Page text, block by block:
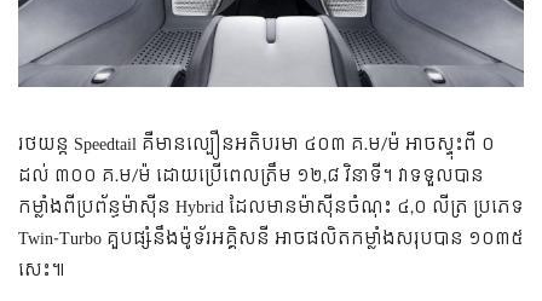
រថយន្ត​ Speedtail គឺ​មាន​ល្បឿន​អតិបរមា​ ៤០៣ គ.ម/ម៉ អាច​ស្ទុះ​ពី ០
ដល់ ៣០០ គ.ម/ម៉ ដោយ​ប្រើ​ពេល​ត្រឹម ១២,៨ វិនាទី។ វា​ទទួល​បាន​
កម្លាំង​ពី​ប្រព័ន្ធ​ម៉ាស៊ីន​ Hybrid ដែល​មាន​ម៉ាស៊ីន​ចំណុះ ៤,០ លីត្រ​ ប្រភេទ
Twin-Turbo គួប​ផ្សំ​នឹង​ម៉ូទ័រ​អគ្គិសនី អាច​ផលិត​កម្លាំង​សរុប​បាន​ ១០៣៥
សេះ៕​​